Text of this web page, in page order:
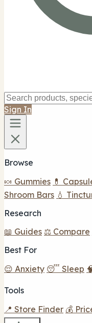
Sign In
Browse
🍬 Gummies 💊
Shroom Bars 💧
Research
📖 Guides ⚖️ Compare
Best For
😌 Anxiety 😴 Sleep
Tools
📍 Store Finder 💰